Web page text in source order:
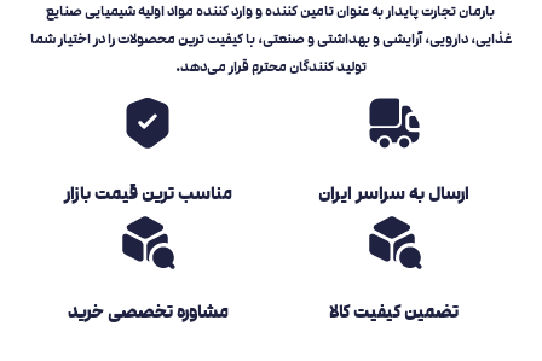
بارمان تجارت پایدار به عنوان تامین کننده و وارد کننده مواد اولیه شیمیایی صنایع
غذایی، دارویی، آرایشی و بهداشتی و صنعتی، با کیفیت ترین محصولات را در اختیار شما
تولید کنندگان محترم قرار می‌دهد.
ارسال به سراسر ایران مناسب ترین قیمت بازار
تضمین کیفیت کالا مشاوره تخصصی خرید